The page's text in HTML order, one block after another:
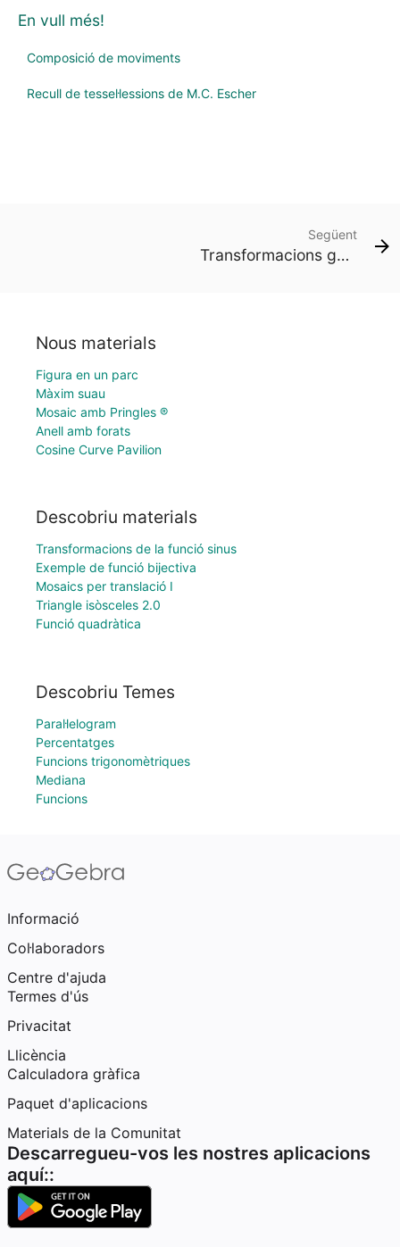
En vull més!
Composició de moviments
Recull de tessel·lessions de M.C. Escher
Següent
Transformacions geomètriques
Nous materials
Figura en un parc
Màxim suau
Mosaic amb Pringles ®
Anell amb forats
Cosine Curve Pavilion
Descobriu materials
Transformacions de la funció sinus
Exemple de funció bijectiva
Mosaics per translació I
Triangle isòsceles 2.0
Funció quadràtica
Descobriu Temes
Paral·lelogram
Percentatges
Funcions trigonomètriques
Mediana
Funcions
Informació
Col·laboradors
Centre d'ajuda
Termes d'ús
Privacitat
Llicència
Calculadora gràfica
Paquet d'aplicacions
Materials de la Comunitat
Descarregueu-vos les nostres aplicacions
aquí::